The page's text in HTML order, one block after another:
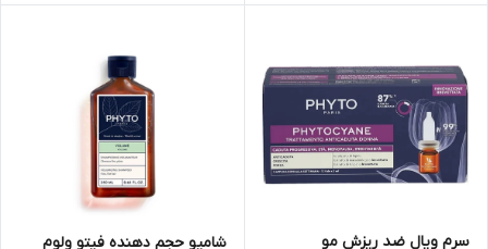
سرم ویال ضد ریزش مو
شامپو حجم دهنده فیتو ولوم